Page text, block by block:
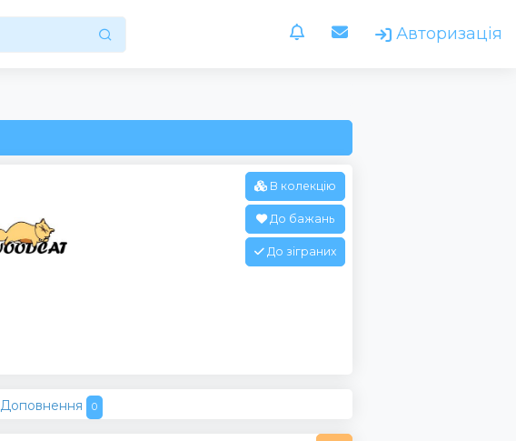
Авторизація
В колекцію
До бажань
До зіграних
Доповнення 0